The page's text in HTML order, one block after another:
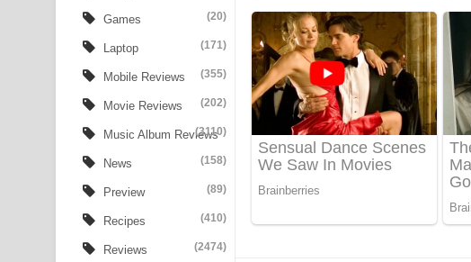
Tharu Yaye Dilena Song Lyrics - තරු යායේ දිලෙනා ගීතයේ පද පෙළ
Ow Man Sosa Song Lyrics - ඔව් මං සෝසා ගීතයේ පද පෙළ
Heavy Weight Song Lyrics
Aye Lanweela Song Lyrics - ආයේ ලංවීලා ගීතයේ පද පෙළ
Ala purannata Song Lyrics - ආල පුරන්නට ගීතයේ පද පෙළ
Games (20)
Laptop (171)
Mobile Reviews (355)
Movie Reviews (202)
Music Album Reviews
(3110)
News (158)
Preview (89)
Recipes (410)
Reviews (2474)